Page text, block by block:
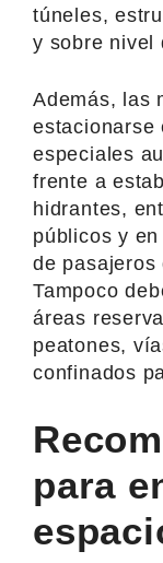
túneles,
y sobre nivel
Además, las
estacionarse
especiales
frente a
hidrantes,
públicos y
de pasajeros
Tampoco
áreas
peatones,
confinados
para